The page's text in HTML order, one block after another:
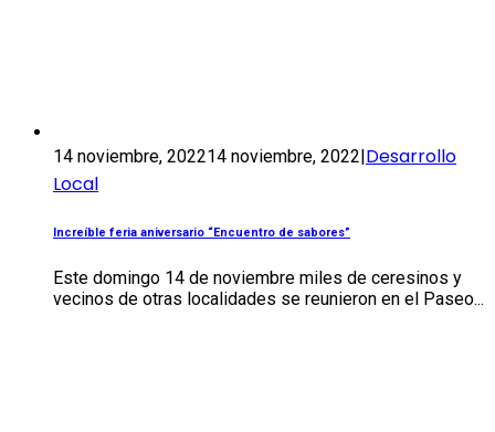
14 noviembre, 202214 noviembre, 2022 Desarrollo
Local
Increíble feria aniversario “Encuentro de sabores”
Este domingo 14 de noviembre miles de ceresinos y
vecinos de otras localidades se reunieron en el Paseo...